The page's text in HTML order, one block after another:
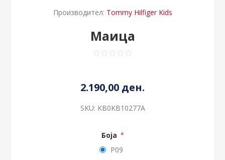
Производител: Tommy Hilfiger Kids
Маица
2.190,00 ден.
SKU: KB0KB10277A
Боја *
P09